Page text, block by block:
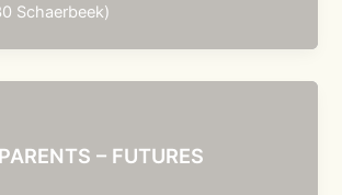
Schaerbeek)
– FUTURES